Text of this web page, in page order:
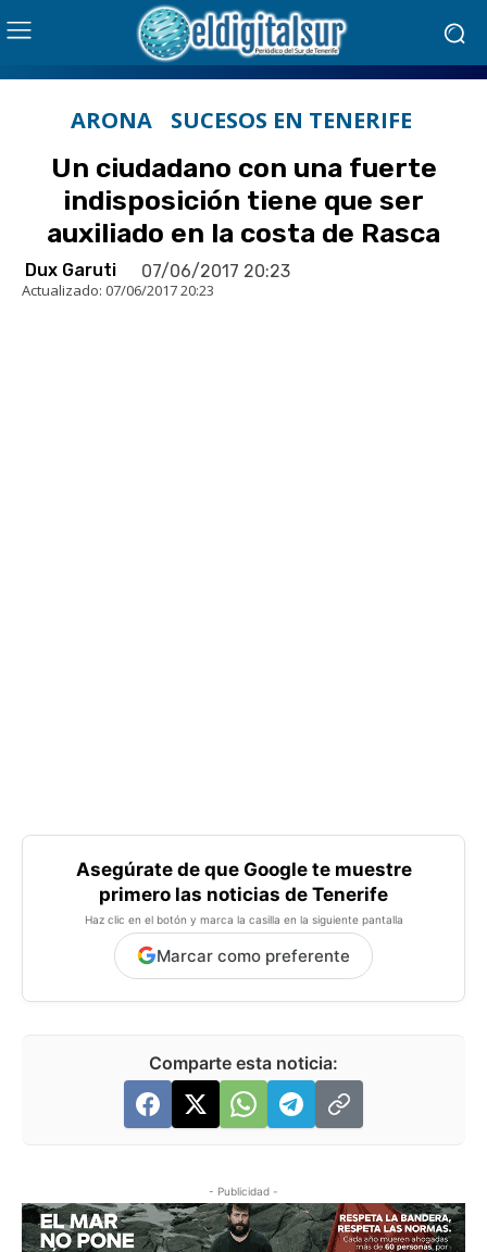
ARONA SUCESOS EN TENERIFE
Un ciudadano con una fuerte
indisposición tiene que ser
auxiliado en la costa de Rasca
Dux Garuti 07/06/2017 20:23
Actualizado: 07/06/2017 20:23
Asegúrate de que Google te muestre
primero las noticias de Tenerife
Haz clic en el botón y marca la casilla en la siguiente pantalla
Marcar como preferente
Comparte esta noticia:
- Publicidad -